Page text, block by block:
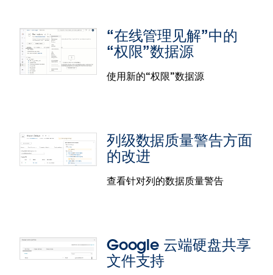
能会显著影响查询性能。为了帮助您加快速度，我们
的新优化器可以根据情况在要联接的两个数据集中的
较大者所在的数据库中本地执行跨数据库联接，从而
避免不必要地移动大型数据集。
“在线管理见解”的改进
使用“在线管理见解”中的新数据全面了解站点的作业
点存储使用情况数据将反映草稿和修订。
“在线管理见解”中的
“权限”数据源
使用新的“权限”数据源
以确保您的内容权限遵循最佳做法。您可以单独使用
“权限”数据源来查看哪些用户或群组获得了访问特定
列级数据质量警告方面
的改进
查看针对列的数据质量警告
Google 云端硬盘共享
文件支持